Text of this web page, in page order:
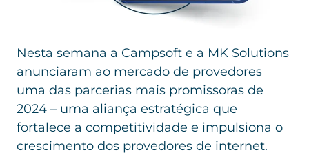
Nesta semana a Campsoft e a MK Solutions
anunciaram ao mercado de provedores
uma das parcerias mais promissoras de
2024 – uma aliança estratégica que
fortalece a competitividade e impulsiona o
crescimento dos provedores de internet.